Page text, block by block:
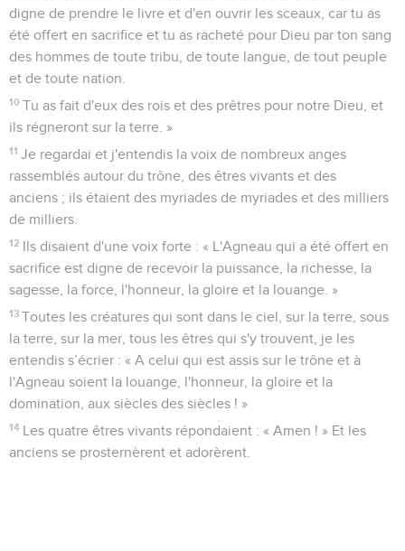
digne de prendre le livre et d'en ouvrir les sceaux, car tu as
été offert en sacrifice et tu as racheté pour Dieu par ton sang
des hommes de toute tribu, de toute langue, de tout peuple
et de toute nation.
10 Tu as fait d'eux des rois et des prêtres pour notre Dieu, et
ils régneront sur la terre. »
11 Je regardai et j'entendis la voix de nombreux anges
rassemblés autour du trône, des êtres vivants et des
anciens ; ils étaient des myriades de myriades et des milliers
de milliers.
12 Ils disaient d'une voix forte : « L'Agneau qui a été offert en
sacrifice est digne de recevoir la puissance, la richesse, la
sagesse, la force, l'honneur, la gloire et la louange. »
13 Toutes les créatures qui sont dans le ciel, sur la terre, sous
la terre, sur la mer, tous les êtres qui s'y trouvent, je les
entendis s’écrier : « A celui qui est assis sur le trône et à
l'Agneau soient la louange, l'honneur, la gloire et la
domination, aux siècles des siècles ! »
14 Les quatre êtres vivants répondaient : « Amen ! » Et les
anciens se prosternèrent et adorèrent.